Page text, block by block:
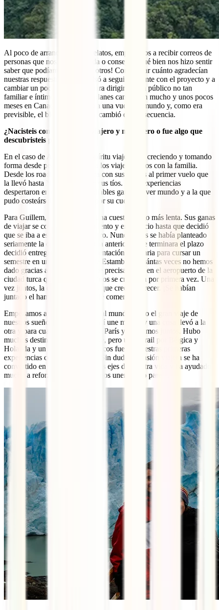
Al poco de arrancar con los relatos, empezamos a recibir correos de
personas que nos pedían ayuda o consejo. ¡Qué bien nos hizo sentir
saber que podíamos ayudar a otros! Comprobar cuánto agradecían
nuestras respuestas nos impulsó a seguir adelante con el proyecto y a
cambiar un poco el enfoque para dirigirlo a un público no tan
familiar e íntimo. Al final los planes cambiaron mucho y unos pocos
meses en Canadá dieron paso a una vuelta al mundo y, como era
previsible, el blog se adaptó al cambió en consecuencia.
¿Nacisteis con ese espíritu viajero y mochilero o fue algo que
descubristeis poco a poco?
En el caso de Alexandra el espíritu viajero fue creciendo y tomando
forma desde pequeña gracias a los viajes hechos con la familia.
Desde los roadtrips por Europa con sus padres al primer vuelo que
la llevó hasta Nueva York con sus tíos. Estas experiencias
despertaron en ella las irremediables ganas de ver mundo y a la que
pudo costeárselo empezó a ir por su cuenta.
Para Guillem, en cambio, fue una cuestión algo más lenta. Sus ganas
de viajar se cocinaron a fuego lento y en silencio hasta que decidió
que se iba a estudiar al extranjero. Nunca antes se había planteado
seriamente la opción, pero el día anterior a que terminara el plazo
decidió entregar toda la documentación necesaria para cursar un
semestre en una universidad de Estambul. ¡Cuántas veces no hemos
dado gracias a ese arrebato! Fue precisamente en el aeropuerto de la
ciudad turca que nuestros caminos se cruzaron por primera vez. Una
vez juntos, la cosa no hizo más que crecer y crecer. ¡Se habían
juntado el hambre y las ganas de comer!
Empezamos a planear la vuelta al mundo como el gran viaje de
nuestros sueños. Un proyecto así une mucho y una cosa llevó a la
otra y para cuando nos fuimos a París ya vivíamos juntos. Hubo
muchos destinos después de este, pero un interail por Bélgica y
Holanda y un verano en Marruecos fueron nuestras primeras
experiencias como mochileros. Sin duda, la pasión viajera se ha
convertido en uno de los grandes ejes de nuestra vida y ha ayudado
mucho a reforzar los lazos que nos unen como pareja.